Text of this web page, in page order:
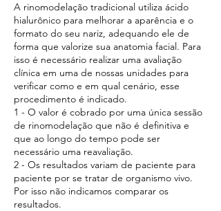
A rinomodelação tradicional utiliza ácido
hialurônico para melhorar a aparência e o
formato do seu nariz, adequando ele de
forma que valorize sua anatomia facial. Para
isso é necessário realizar uma avaliação
clínica em uma de nossas unidades para
verificar como e em qual cenário, esse
procedimento é indicado.
1 - O valor é cobrado por uma única sessão
de rinomodelação que não é definitiva e
que ao longo do tempo pode ser
necessário uma reavaliação.
2 - Os resultados variam de paciente para
paciente por se tratar de organismo vivo.
Por isso não indicamos comparar os
resultados.